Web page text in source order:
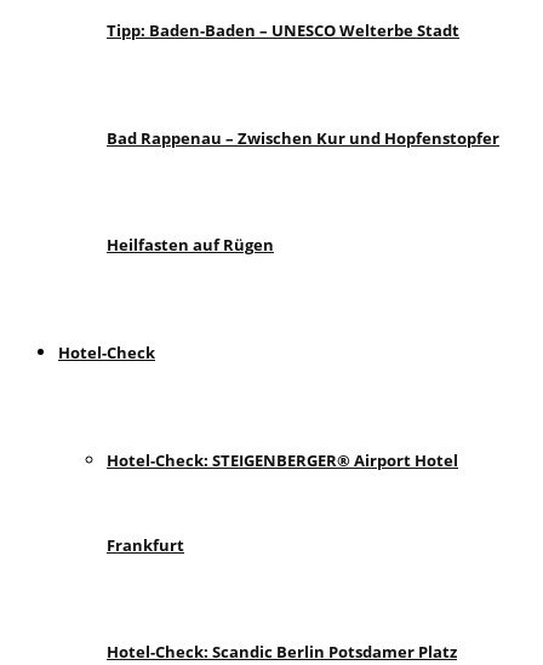
Tipp: Baden-Baden – UNESCO Welterbe Stadt
Bad Rappenau – Zwischen Kur und Hopfenstopfer
Heilfasten auf Rügen
Hotel-Check
Hotel-Check: STEIGENBERGER® Airport Hotel
Frankfurt
Hotel-Check: Scandic Berlin Potsdamer Platz